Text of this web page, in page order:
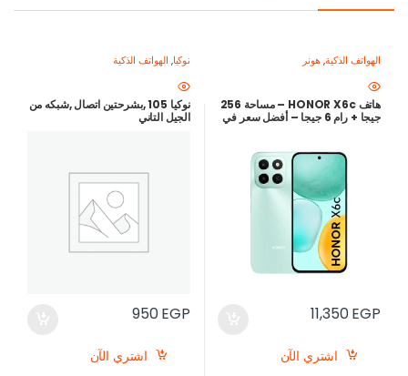
الهواتف الذكية, هونر
هاتف HONOR X6c – مساحة 256
جيجا + رام 6 جيجا – أفضل سعر في
11,350EGP
اشتري الآن
نوكيا, الهواتف الذكية
نوكيا 105 ,بشرحتين اتصال ,شبكه من
الجيل التاني
950EGP
اشتري الآن